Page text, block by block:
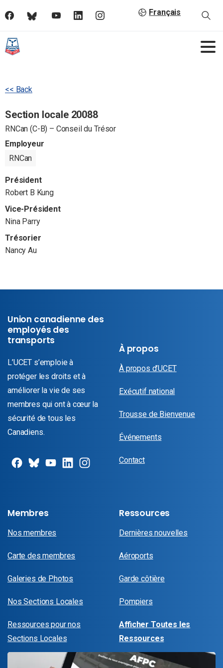
Français
<< Back
Section locale 20088
RNCan (C-B) – Conseil du Trésor
Employeur
RNCan
Président
Robert B Kung
Vice-Président
Nina Parry
Trésorier
Nancy Au
Union canadienne des
employés des
transports
L’UCET s’emploie à
protéger les droits et à
améliorer la vie de ses
membres qui ont à cœur la
sécurité de tous les
Canadiens.
À propos
À propos d’UCET
Exécutif national
Trousse de Bienvenue
Événements
Contact
Membres
Nos membres
Carte des membres
Galeries de Photos
Nos Sections Locales
Ressources pour nos
Sections Locales
Ressources
Dernières nouvelles
Aéroports
Garde côtière
Pompiers
Afficher Toutes les
Ressources